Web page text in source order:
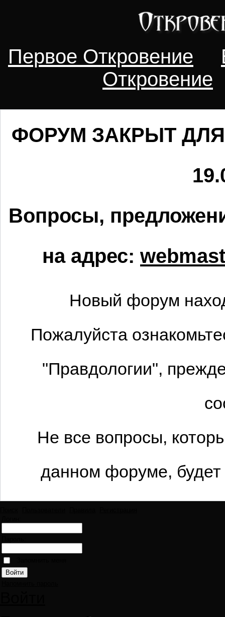
Первое Откровение
Откровение
ФОРУМ ЗАКРЫТ
Вопросы,
на адрес:
Новый форум
Пожалуйста
"Правдологии",
Не все вопросы,
данном форуме,